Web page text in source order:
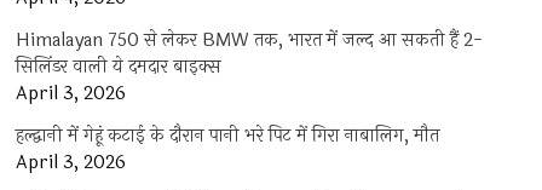
Himalayan 750 से लेकर BMW तक, भारत में जल्द आ सकती हैं 2-
सिलिंडर वाली ये दमदार बाइक्स
April 3, 2026
हल्द्वानी में गेहूं कटाई के दौरान पानी भरे पिट में गिरा नाबालिग, मौत
April 3, 2026